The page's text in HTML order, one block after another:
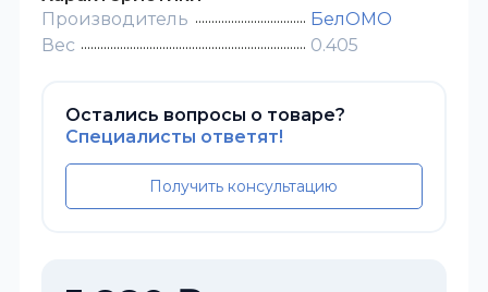
Производитель
БелОМО
Вес
0.405
Остались вопросы о товаре?
Специалисты ответят!
Получить консультацию